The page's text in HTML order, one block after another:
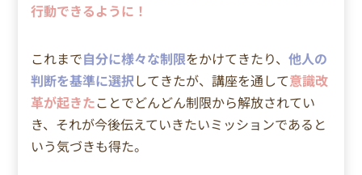
行動できるように！
これまで自分に様々な制限をかけてきたり、他人の
判断を基準に選択してきたが、講座を通して意識改
革が起きたことでどんどん制限から解放されてい
き、それが今後伝えていきたいミッションであると
いう気づきも得た。